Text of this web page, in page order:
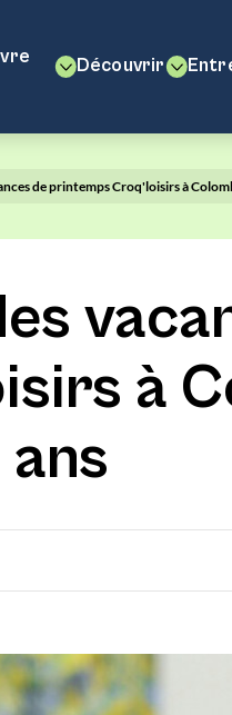
Découvrir
de printemps Croq'loisirs à
à
ans